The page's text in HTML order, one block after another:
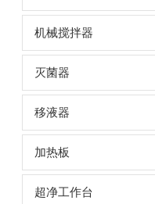
机械搅拌器
灭菌器
移液器
加热板
超净工作台